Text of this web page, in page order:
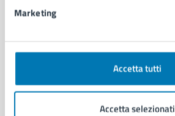
Marketing
Accetta tutti
Accetta selezionati
Ambiente
Anagrafe e stato civile
Cultura e tempo libero
Educazione e formazione
Giustizia e sicurezza pubblica